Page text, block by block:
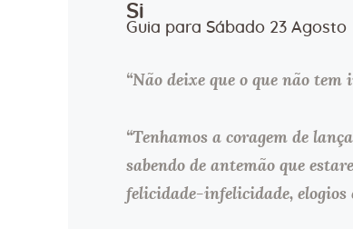
Si
Guia para Sábado 23 Agosto
“Não deixe que o que não tem
“Tenhamos a coragem de
sabendo de antemão que
felicidade-infelicidade, elogios